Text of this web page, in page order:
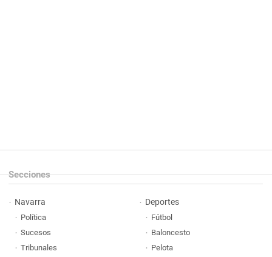
Secciones
Navarra
Política
Sucesos
Tribunales
Deportes
Fútbol
Baloncesto
Pelota